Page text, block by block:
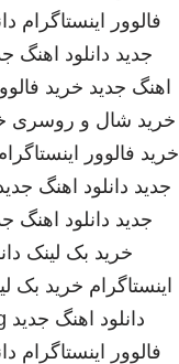
فالوور اینستاگرام
جدید دانلود اهنگ
اهنگ جدید خرید
خرید شال و روسری
خرید فالوور
جدید دانلود اهنگ
جدید دانلود اهنگ
خرید بک لینک
اینستاگرام خرید بک
دانلود اهنگ جدید
فالوور اینستاگرام